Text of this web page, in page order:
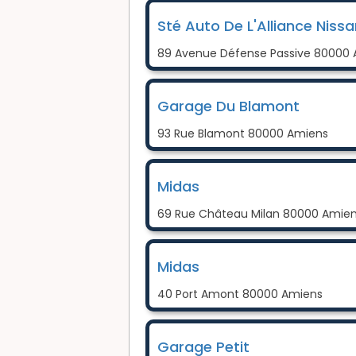
Sté Auto De L'Alliance
89 Avenue Défense Passive 80000
Garage Du Blamont
93 Rue Blamont 80000 Amiens
Midas
69 Rue Château Milan 80000
Midas
40 Port Amont 80000 Amiens
Garage Petit